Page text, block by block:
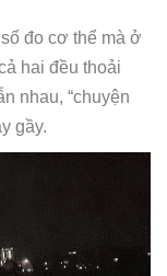
đo cơ thể mà ở
hai đều thoải
nhau, “chuyện
gầy.